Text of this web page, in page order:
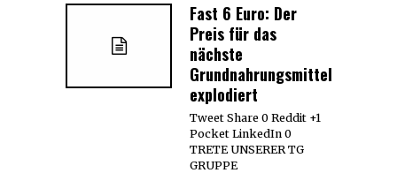
Fast 6 Euro: Der
Preis für das
nächste
Grundnahrungsmittel
explodiert
Tweet Share 0 Reddit +1
Pocket LinkedIn 0
TRETE UNSERER TG
GRUPPE